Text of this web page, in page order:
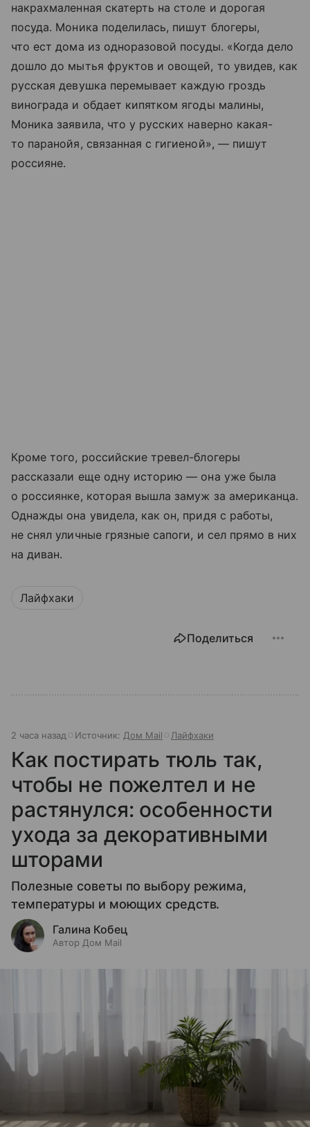
накрахмаленная скатерть на столе и дорогая
посуда. Моника поделилась, пишут блогеры,
что ест дома из одноразовой посуды. «Когда дело
дошло до мытья фруктов и овощей, то увидев, как
русская девушка перемывает каждую гроздь
винограда и обдает кипятком ягоды малины,
Моника заявила, что у русских наверно какая-
то паранойя, связанная с гигиеной», — пишут
россияне.
Кроме того, российские тревел-блогеры
рассказали еще одну историю — она уже была
о россиянке, которая вышла замуж за американца.
Однажды она увидела, как он, придя с работы,
не снял уличные грязные сапоги, и сел прямо в них
на диван.
Лайфхаки
Поделиться
2 часа назад Источник: Дом Mail Лайфхаки
Как постирать тюль так,
чтобы не пожелтел и не
растянулся: особенности
ухода за декоративными
шторами
Полезные советы по выбору режима,
температуры и моющих средств.
Галина Кобец
Автор Дом Mail